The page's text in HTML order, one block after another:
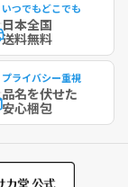
いつでもどこでも
日本全国
送料無料
プライバシー重視
品名を伏せた
安心梱包